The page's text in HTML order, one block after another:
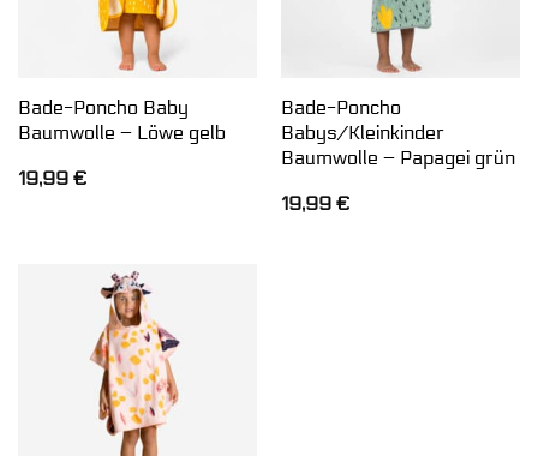
Bade-Poncho Baby
Baumwolle – Löwe gelb
19,99 €
Bade-Poncho
Babys/Kleinkinder
Baumwolle – Papagei grün
19,99 €